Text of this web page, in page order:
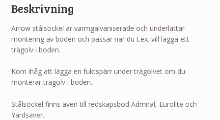
Beskrivning
Arrow stålsockel är varmgalvaniserade och underlättar
montering av boden och passar när du t.ex. vill lägga ett
trägolv i boden.
Kom ihåg att lägga en fuktspärr under trägolvet om du
monterar trägolv i boden.
Stålsockel finns även till redskapsbod Admiral, Eurolite och
Yardsaver.